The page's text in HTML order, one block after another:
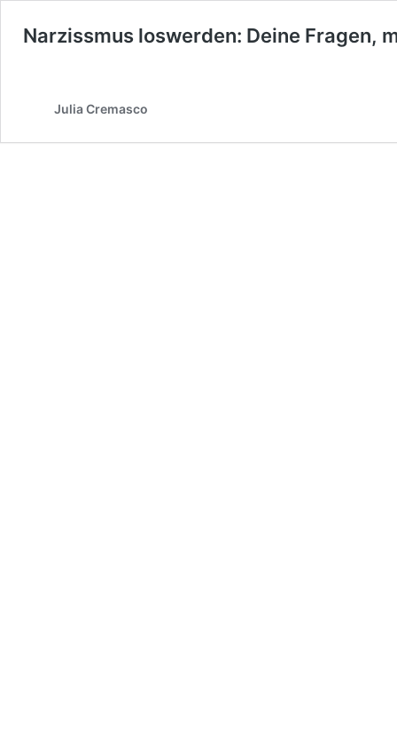
Narzissmus loswerden: Deine Fragen,
Julia Cremasco